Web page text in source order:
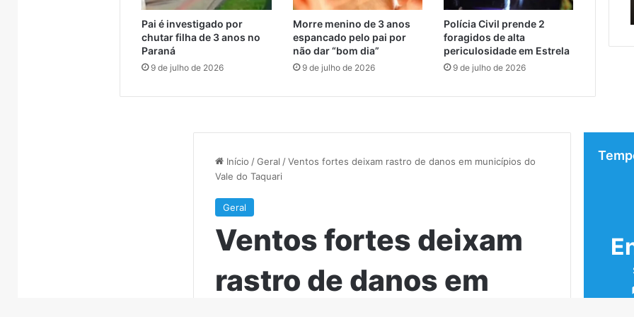
Pai é investigado por
chutar filha de 3 anos no
Paraná
9 de julho de 2026
Morre menino de 3 anos
espancado pelo pai por
não dar “bom dia”
9 de julho de 2026
Polícia Civil prende 2
foragidos de alta
periculosidade em Estrela
9 de julho de 2026
manutenção
para manutenção
Porto Alegre
travessia
provisória
entre
Encantado
e
Encantado e Muçum